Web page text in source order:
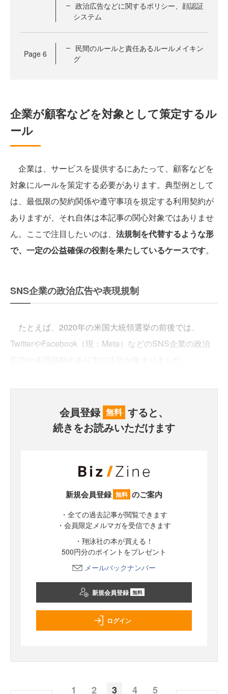
政治広告などに関するポリシー、顔認証
システム
Page 6
民間のルールと責任あるルールメイキン
グ
企業が顧客などを対象として策定するル
ール
企業は、サービスを提供するにあたって、顧客などを
対象にルールを策定する必要があります。典型例として
は、最低限の契約関係や遵守事項を規定する利用契約が
ありますが、それ自体は本記事の関心対象ではありませ
ん。ここで注目したいのは、 法規制を代替するような形
で、一定の公益確保の役割を果たしているケースです。
SNS企業の政治広告や表現規制
たとえば、2020年の米国大統領選挙の前後では、
TwitterやFacebook（現：Meta）などのSNS企業の政治
会員登録 無料 すると、
続きをお読みいただけます
新規会員登録 無料 のご案内
・全ての過去記事が閲覧できます
・会員限定メルマガを受信できます
・翔泳社の本が買える！
500円分のポイントをプレゼント
メールバックナンバー
新規会員登録 無料
ログイン
1 2 3 4 5